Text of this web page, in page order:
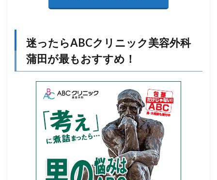
迷ったらABCクリニック美容外科
蒲田が最もおすすめ！